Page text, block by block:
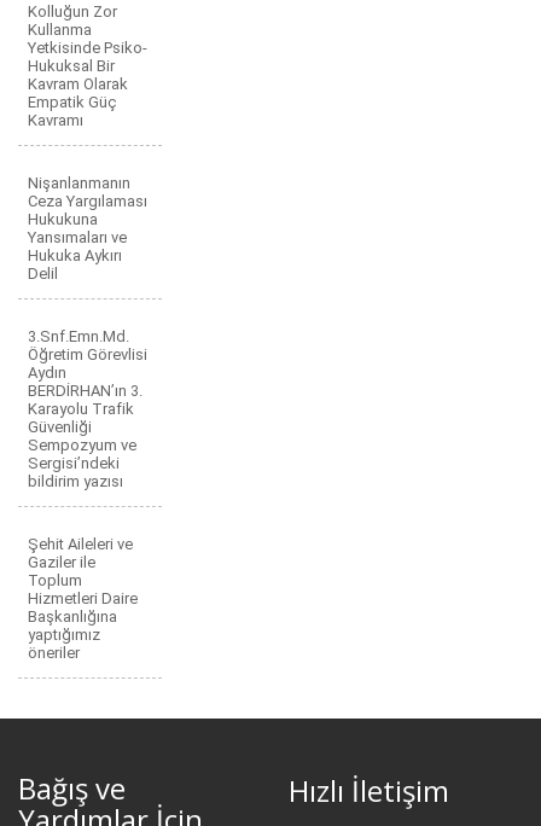
Kolluğun Zor
Kullanma
Yetkisinde Psiko-
Hukuksal Bir
Kavram Olarak
Empatik Güç
Kavramı
Nişanlanmanın
Ceza Yargılaması
Hukukuna
Yansımaları ve
Hukuka Aykırı
Delil
3.Snf.Emn.Md.
Öğretim Görevlisi
Aydın
BERDİRHAN’ın 3.
Karayolu Trafik
Güvenliği
Sempozyum ve
Sergisi’ndeki
bildirim yazısı
Şehit Aileleri ve
Gaziler ile
Toplum
Hizmetleri Daire
Başkanlığına
yaptığımız
öneriler
Bağış ve Hızlı İletişim